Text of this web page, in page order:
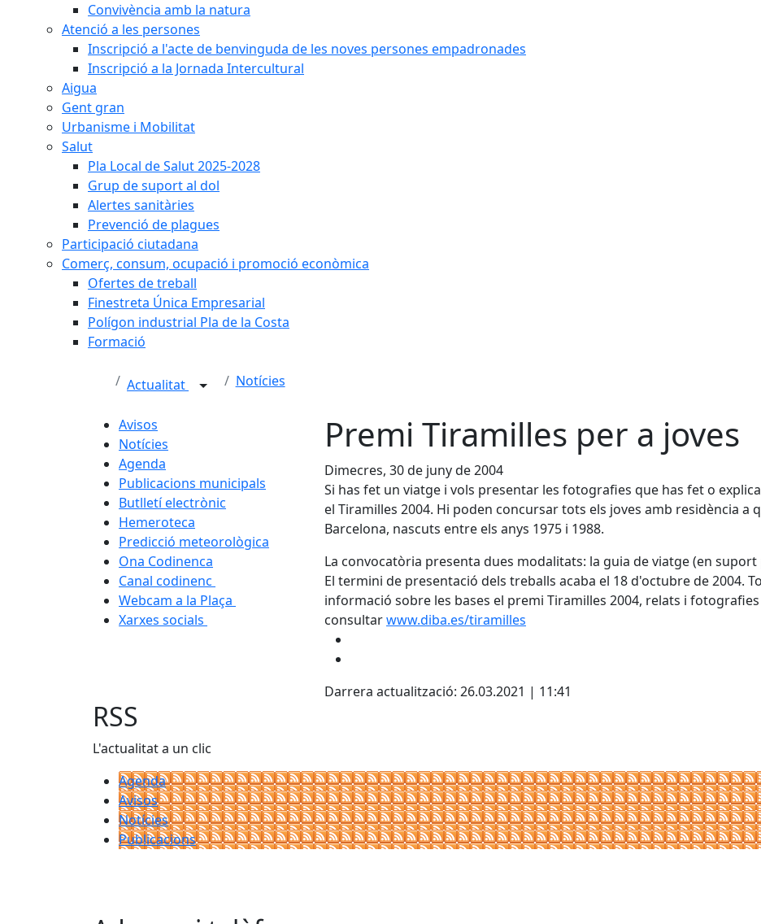
Convivència amb la natura
Atenció a les persones
Inscripció a l'acte de benvinguda de les noves persones empadronades
Inscripció a la Jornada Intercultural
Aigua
Gent gran
Urbanisme i Mobilitat
Salut
Pla Local de Salut 2025-2028
Grup de suport al dol
Alertes sanitàries
Prevenció de plagues
Participació ciutadana
Comerç, consum, ocupació i promoció econòmica
Ofertes de treball
Finestreta Única Empresarial
Polígon industrial Pla de la Costa
Formació
Actualitat Notícies
Avisos
Notícies
Agenda
Publicacions municipals
Butlletí electrònic
Hemeroteca
Predicció meteorològica
Ona Codinenca
Canal codinenc
Webcam a la Plaça
Xarxes socials
Premi Tiramilles per a joves
Dimecres, 30 de juny de 2004
Si has fet un viatge i vols presentar les fotografies que has fet o
el Tiramilles 2004. Hi poden concursar tots els joves amb residència a
Barcelona, nascuts entre els anys 1975 i 1988.
La convocatòria presenta dues modalitats: la guia de viatge (en
El termini de presentació dels treballs acaba el 18 d'octubre de 2004.
informació sobre les bases el premi Tiramilles 2004, relats i
consultarwww.diba.es/tiramilles
Darrera actualització: 26.03.2021 | 11:41
RSS
L'actualitat a un clic
Agenda
Avisos
Notícies
Publicacions